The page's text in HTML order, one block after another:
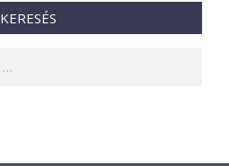
KERESÉS